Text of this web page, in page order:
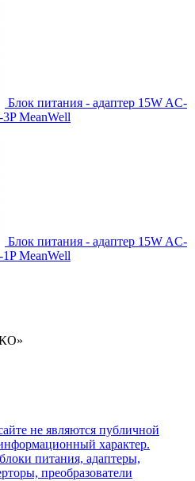
Блок питания - адаптер 15W AC-
MeanWell
Блок питания - адаптер 15W AC-
MeanWell
не являются публичной
характер.
питания, адаптеры,
преобразователи